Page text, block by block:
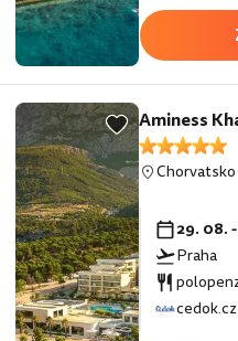
Aminess
Chorvatsko
29. 08.
Praha
cedok.cz